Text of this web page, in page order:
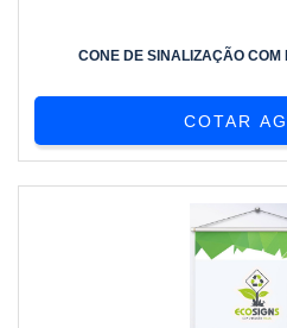
CONE DE SINALIZAÇÃO
COTAR